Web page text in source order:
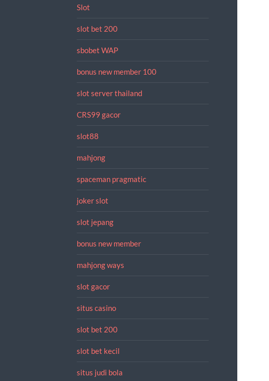
Slot
slot bet 200
sbobet WAP
bonus new member 100
slot server thailand
CRS99 gacor
slot88
mahjong
spaceman pragmatic
joker slot
slot jepang
bonus new member
mahjong ways
slot gacor
situs casino
slot bet 200
slot bet kecil
situs judi bola